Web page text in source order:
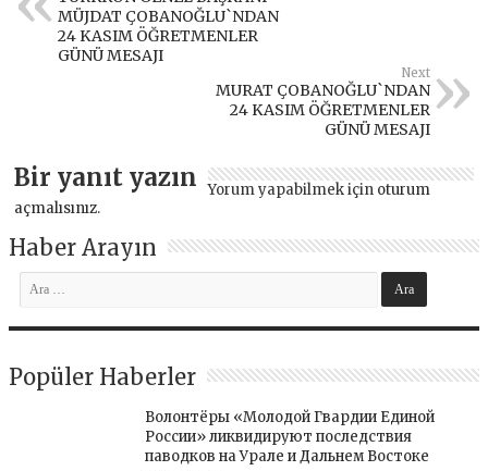
MÜJDAT ÇOBANOĞLU`NDAN
24 KASIM ÖĞRETMENLER
GÜNÜ MESAJI
Next
MURAT ÇOBANOĞLU`NDAN
24 KASIM ÖĞRETMENLER
GÜNÜ MESAJI
Bir yanıt yazın Yorum yapabilmek için oturum
açmalısınız.
Haber Arayın
Popüler Haberler
Волонтёры «Молодой Гвардии Единой
России» ликвидируют последствия
паводков на Урале и Дальнем Востоке